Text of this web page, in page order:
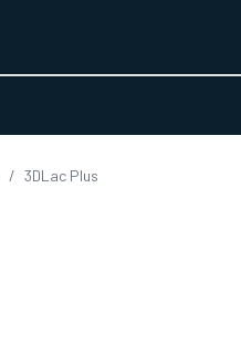
3DLac Plus